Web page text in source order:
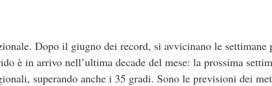
Dopo il giugno dei record, si avvicinano le settimane
è in arrivo nell’ultima decade del mese: la prossima
superando anche i 35 gradi. Sono le previsioni dei